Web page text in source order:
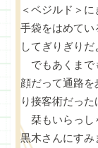
＜ベジルド＞
手袋をはめてい
してぎりぎりだ
でもあくまで
顔だって通路
り接客術だった
栞もいらっし
黒木さんにすみ